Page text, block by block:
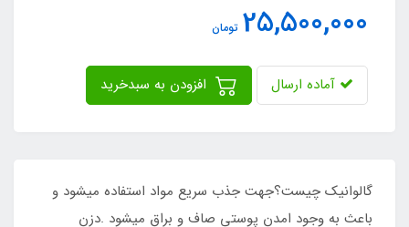
25,500,000 تومان
آماده ارسال
گالوانیک چیست؟جهت جذب سریع مواد استفاده میشود و
باعث به وجود امدن پوستی صاف و براق میشود .دزن